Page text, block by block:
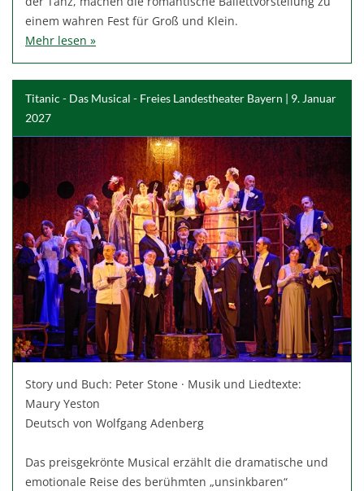
einem wahren Fest für Groß und Klein.
Mehr lesen »
Titanic - Das Musical - Freies Landestheater Bayern | 9. Januar
2027
Story und Buch: Peter Stone · Musik und Liedtexte:
Maury Yeston
Deutsch von Wolfgang Adenberg
Das preisgekrönte Musical erzählt die dramatische und
emotionale Reise des berühmten „unsinkbaren“